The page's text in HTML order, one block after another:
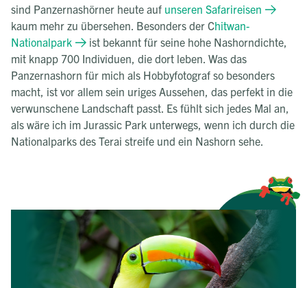
sind Panzernashörner heute auf unseren Safarireisen
kaum mehr zu übersehen. Besonders der Chitwan-
Nationalpark
ist bekannt für seine hohe Nashorndichte,
mit knapp 700 Individuen, die dort leben. Was das
Panzernashorn für mich als Hobbyfotograf so besonders
macht, ist vor allem sein uriges Aussehen, das perfekt in die
verwunschene Landschaft passt. Es fühlt sich jedes Mal an,
als wäre ich im Jurassic Park unterwegs, wenn ich durch die
Nationalparks des Terai streife und ein Nashorn sehe.